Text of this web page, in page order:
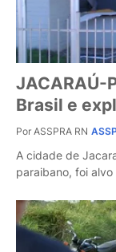
JACARAÚ-
Brasil e
Por ASSPRA RN
A cidade de
paraibano, foi